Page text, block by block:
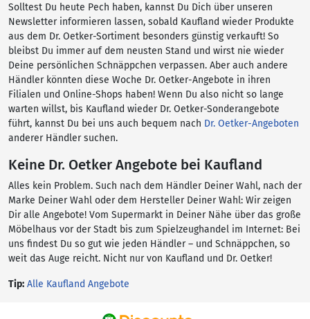
Solltest Du heute Pech haben, kannst Du Dich über unseren
Newsletter informieren lassen, sobald Kaufland wieder Produkte
aus dem Dr. Oetker-Sortiment besonders günstig verkauft! So
bleibst Du immer auf dem neusten Stand und wirst nie wieder
Deine persönlichen Schnäppchen verpassen. Aber auch andere
Händler könnten diese Woche Dr. Oetker-Angebote in ihren
Filialen und Online-Shops haben! Wenn Du also nicht so lange
warten willst, bis Kaufland wieder Dr. Oetker-Sonderangebote
führt, kannst Du bei uns auch bequem nach Dr. Oetker-Angeboten
anderer Händler suchen.
Keine Dr. Oetker Angebote bei Kaufland
Alles kein Problem. Such nach dem Händler Deiner Wahl, nach der
Marke Deiner Wahl oder dem Hersteller Deiner Wahl: Wir zeigen
Dir alle Angebote! Vom Supermarkt in Deiner Nähe über das große
Möbelhaus vor der Stadt bis zum Spielzeughandel im Internet: Bei
uns findest Du so gut wie jeden Händler – und Schnäppchen, so
weit das Auge reicht. Nicht nur von Kaufland und Dr. Oetker!
Tip: Alle Kaufland Angebote